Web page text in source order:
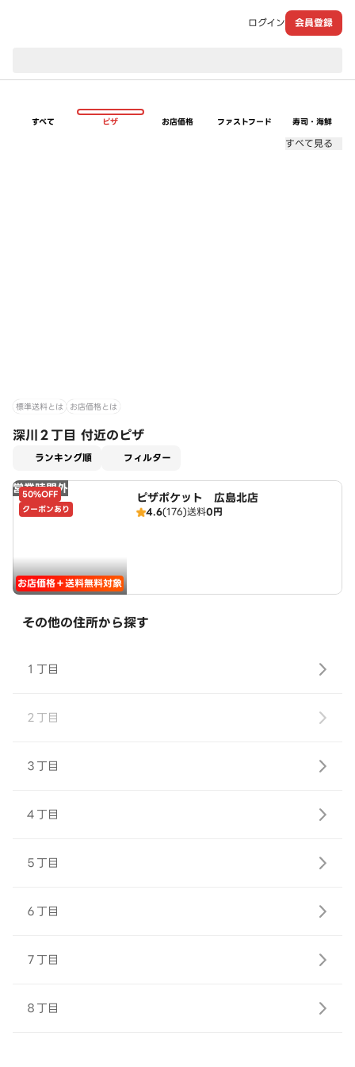
ログイン 会員登録
すべて ピザ お店価格 ファストフード 寿司・海鮮
すべて見る
標準送料とは お店価格とは
深川２丁目 付近のピザ
ランキング順 フィルター
営業時間外
50%OFF
クーポンあり
お店価格＋送料無料対象
ピザポケット 広島北店
4.6(176)送料0円
その他の住所から探す
１丁目
２丁目
３丁目
４丁目
５丁目
６丁目
７丁目
８丁目